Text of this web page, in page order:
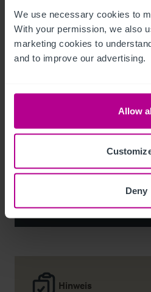
We use necessary cookies to
With your permission, we also
marketing cookies to
and to improve our advertising.
Allow
Deny
Hinweis
Noel Moffitt
Senior Director - Corporate
noel.moffitt@christie.com
Kontakt